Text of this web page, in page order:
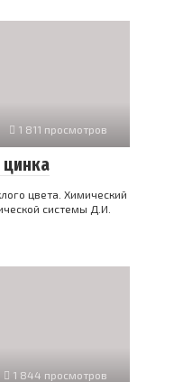
1 811 просмотров
цинка
цвета. Химический
системы Д.И.
1 844 просмотров